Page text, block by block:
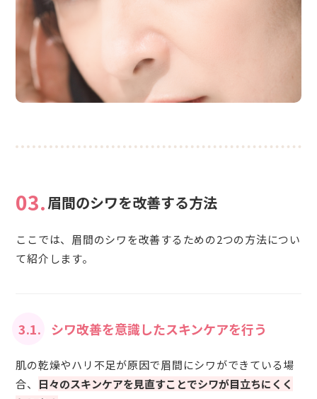
03.眉間のシワを改善する方法
ここでは、眉間のシワを改善するための2つの方法につい
て紹介します。
3.1. シワ改善を意識したスキンケアを行う
肌の乾燥やハリ不足が原因で眉間にシワができている場
合、 日々のスキンケアを見直すことでシワが目立ちにくく